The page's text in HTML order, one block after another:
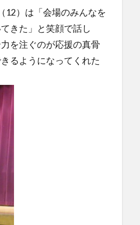
12）は「会場のみんなを
きた」と笑顔で話し
を注ぐのが応援の真骨
るようになってくれた